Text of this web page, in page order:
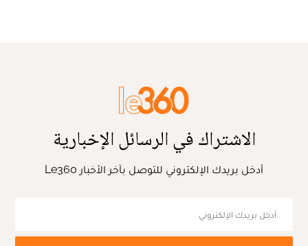
الاشتراك في الرسائل الإخبارية
أدخل بريدك الإلكتروني للتوصل بآخر الأخبار Le360